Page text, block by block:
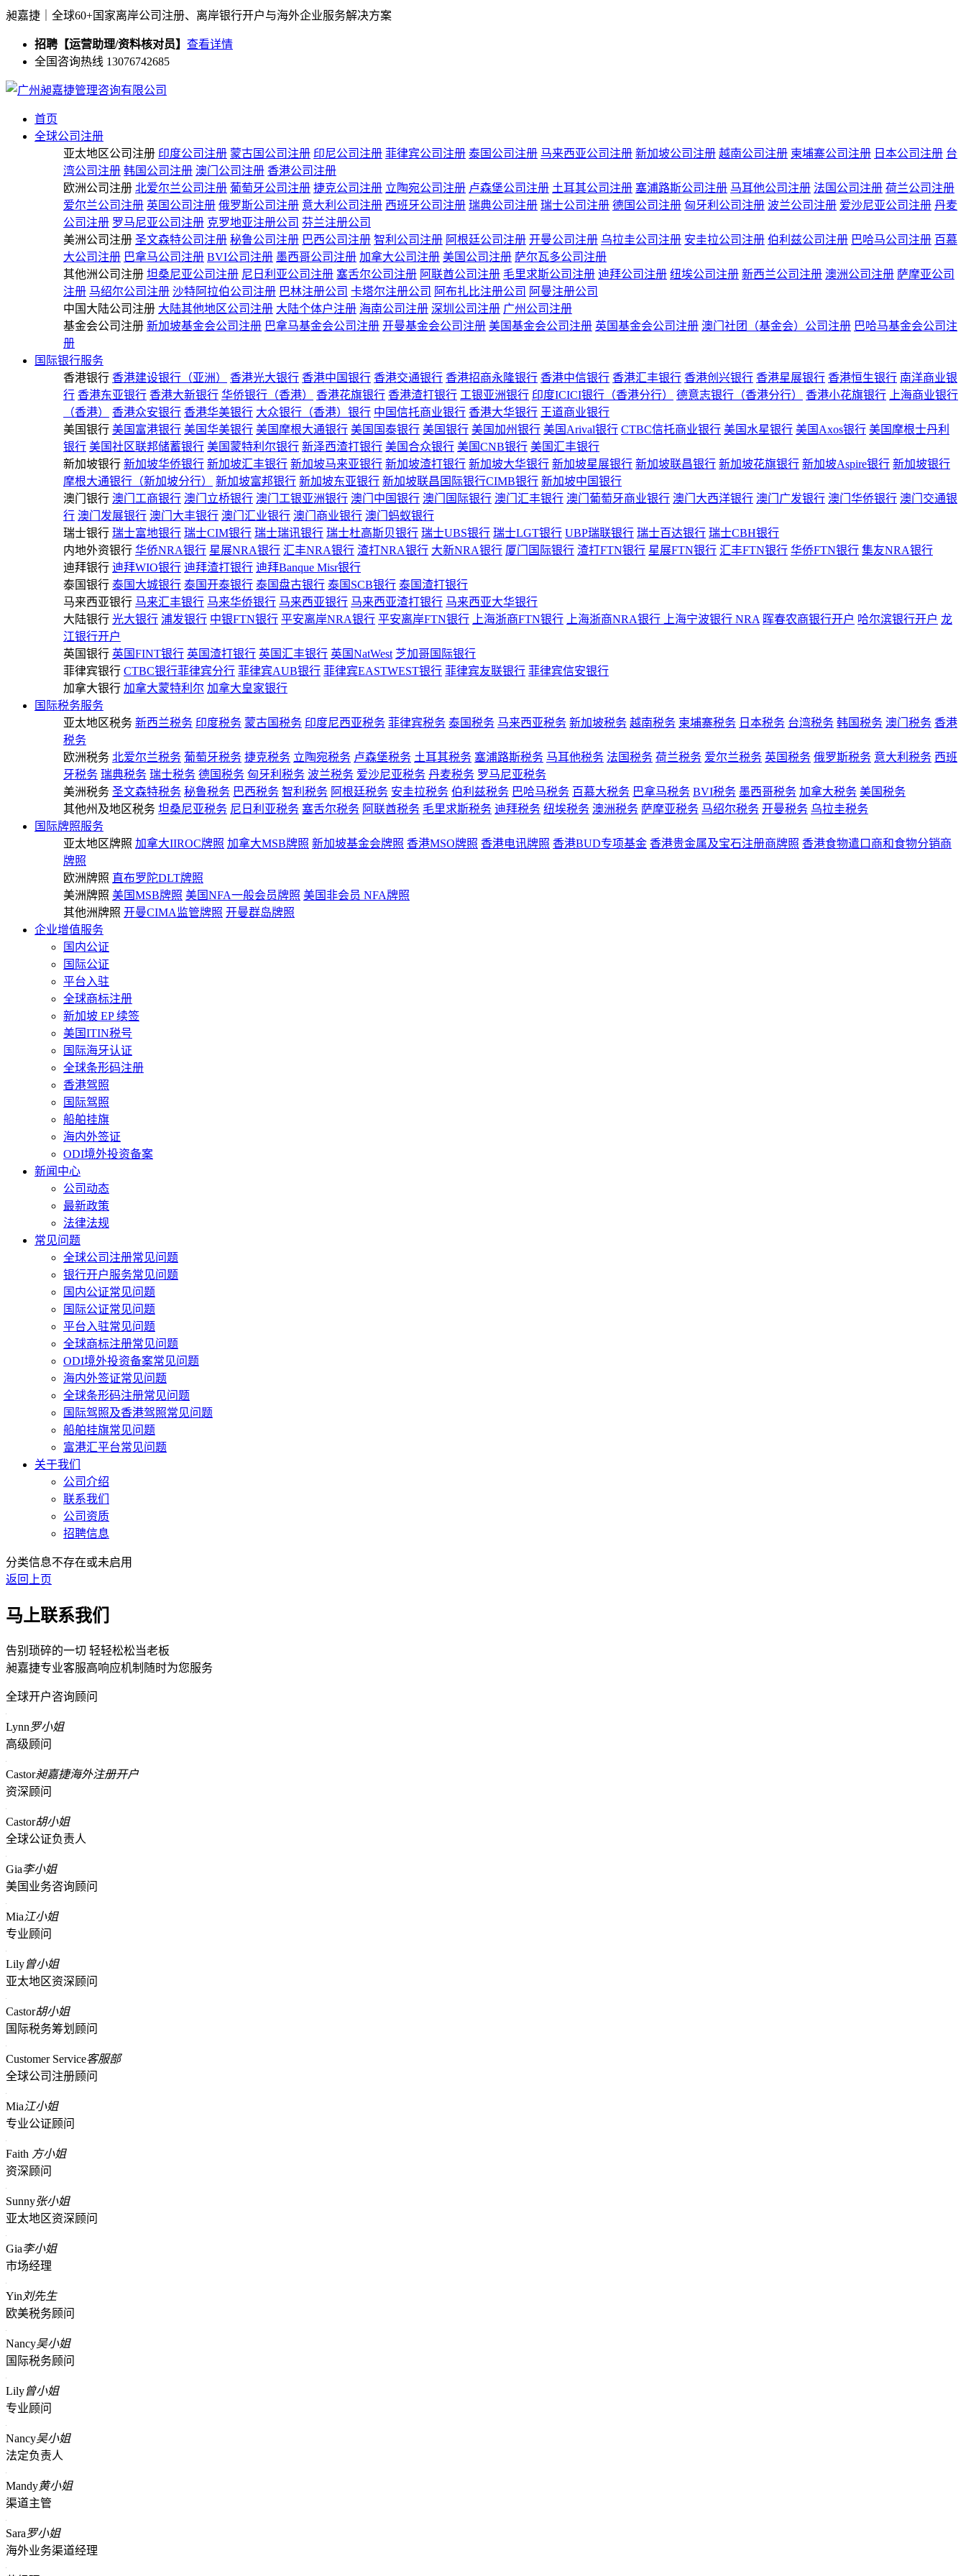
昶嘉捷｜全球60+国家离岸公司注册、离岸银行开户与海外企业服务解决方案
招聘【运营助理/资料核对员】 查看详情
全国咨询热线 13076742685
首页
全球公司注册
亚太地区公司注册 印度公司注册 蒙古国公司注册 印尼公司注册 菲律宾公司注册 泰国公司注册 马来西亚公司注册 新加坡公司注册 越南公司注册 柬埔寨公司注册 日本公司注册 台
湾公司注册 韩国公司注册 澳门公司注册 香港公司注册
欧洲公司注册 北爱尔兰公司注册 葡萄牙公司注册 捷克公司注册 立陶宛公司注册 卢森堡公司注册 土耳其公司注册 塞浦路斯公司注册 马耳他公司注册 法国公司注册 荷兰公司注册
爱尔兰公司注册 英国公司注册 俄罗斯公司注册 意大利公司注册 西班牙公司注册 瑞典公司注册 瑞士公司注册 德国公司注册 匈牙利公司注册 波兰公司注册 爱沙尼亚公司注册 丹麦
公司注册 罗马尼亚公司注册 克罗地亚注册公司 芬兰注册公司
美洲公司注册 圣文森特公司注册 秘鲁公司注册 巴西公司注册 智利公司注册 阿根廷公司注册 开曼公司注册 乌拉圭公司注册 安圭拉公司注册 伯利兹公司注册 巴哈马公司注册 百慕
大公司注册 巴拿马公司注册 BVI公司注册 墨西哥公司注册 加拿大公司注册 美国公司注册 萨尔瓦多公司注册
其他洲公司注册 坦桑尼亚公司注册 尼日利亚公司注册 塞舌尔公司注册 阿联酋公司注册 毛里求斯公司注册 迪拜公司注册 纽埃公司注册 新西兰公司注册 澳洲公司注册 萨摩亚公司
注册 马绍尔公司注册 沙特阿拉伯公司注册 巴林注册公司 卡塔尔注册公司 阿布扎比注册公司 阿曼注册公司
中国大陆公司注册 大陆其他地区公司注册 大陆个体户注册 海南公司注册 深圳公司注册 广州公司注册
基金会公司注册 新加坡基金会公司注册 巴拿马基金会公司注册 开曼基金会公司注册 美国基金会公司注册 英国基金会公司注册 澳门社团（基金会）公司注册 巴哈马基金会公司注
册
国际银行服务
香港银行 香港建设银行（亚洲） 香港光大银行 香港中国银行 香港交通银行 香港招商永隆银行 香港中信银行 香港汇丰银行 香港创兴银行 香港星展银行 香港恒生银行 南洋商业银
行 香港东亚银行 香港大新银行 华侨银行（香港） 香港花旗银行 香港渣打银行 工银亚洲银行 印度ICICI银行（香港分行） 德意志银行（香港分行） 香港小花旗银行
上海商业银行
（香港）
香港众安银行 香港华美银行 大众银行（香港）银行 中国信托商业银行 香港大华银行 王道商业银行
美国银行 美国富港银行 美国华美银行 美国摩根大通银行 美国国泰银行 美国银行 美国加州银行 美国Arival银行 CTBC信托商业银行 美国水星银行 美国Axos银行 美国摩根士丹利
银行 美国社区联邦储蓄银行 美国蒙特利尔银行 新泽西渣打银行 美国合众银行 美国CNB银行 美国汇丰银行
新加坡银行 新加坡华侨银行 新加坡汇丰银行 新加坡马来亚银行 新加坡渣打银行 新加坡大华银行 新加坡星展银行 新加坡联昌银行 新加坡花旗银行 新加坡Aspire银行 新加坡银行
摩根大通银行（新加坡分行）
新加坡富邦银行 新加坡东亚银行 新加坡联昌国际银行CIMB银行 新加坡中国银行
澳门银行 澳门工商银行 澳门立桥银行 澳门工银亚洲银行 澳门中国银行 澳门国际银行 澳门汇丰银行 澳门葡萄牙商业银行 澳门大西洋银行 澳门广发银行 澳门华侨银行 澳门交通银
行 澳门发展银行 澳门大丰银行 澳门汇业银行 澳门商业银行 澳门蚂蚁银行
瑞士银行 瑞士富地银行 瑞士CIM银行 瑞士瑞讯银行 瑞士杜高斯贝银行 瑞士UBS银行 瑞士LGT银行 UBP瑞联银行 瑞士百达银行 瑞士CBH银行
内地外资银行 华侨NRA银行 星展NRA银行 汇丰NRA银行 渣打NRA银行 大新NRA银行 厦门国际银行 渣打FTN银行 星展FTN银行 汇丰FTN银行 华侨FTN银行 集友NRA银行
迪拜银行 迪拜WIO银行 迪拜渣打银行 迪拜Banque Misr银行
泰国银行 泰国大城银行 泰国开泰银行 泰国盘古银行 泰国SCB银行 泰国渣打银行
马来西亚银行 马来汇丰银行 马来华侨银行 马来西亚银行 马来西亚渣打银行 马来西亚大华银行
大陆银行 光大银行 浦发银行 中银FTN银行 平安离岸NRA银行 平安离岸FTN银行 上海浙商FTN银行 上海浙商NRA银行 上海宁波银行 NRA 晖春农商银行开户 哈尔滨银行开户 龙
江银行开户
英国银行 英国FINT银行 英国渣打银行 英国汇丰银行 英国NatWest 芝加哥国际银行
菲律宾银行 CTBC银行菲律宾分行 菲律宾AUB银行 菲律宾EASTWEST银行 菲律宾友联银行 菲律宾信安银行
加拿大银行 加拿大蒙特利尔 加拿大皇家银行
国际税务服务
亚太地区税务 新西兰税务 印度税务 蒙古国税务 印度尼西亚税务 菲律宾税务 泰国税务 马来西亚税务 新加坡税务 越南税务 柬埔寨税务 日本税务 台湾税务 韩国税务 澳门税务 香港
税务
欧洲税务 北爱尔兰税务 葡萄牙税务 捷克税务 立陶宛税务 卢森堡税务 土耳其税务 塞浦路斯税务 马耳他税务 法国税务 荷兰税务 爱尔兰税务 英国税务 俄罗斯税务 意大利税务 西班
牙税务 瑞典税务 瑞士税务 德国税务 匈牙利税务 波兰税务 爱沙尼亚税务 丹麦税务 罗马尼亚税务
美洲税务 圣文森特税务 秘鲁税务 巴西税务 智利税务 阿根廷税务 安圭拉税务 伯利兹税务 巴哈马税务 百慕大税务 巴拿马税务 BVI税务 墨西哥税务 加拿大税务 美国税务
其他州及地区税务 坦桑尼亚税务 尼日利亚税务 塞舌尔税务 阿联酋税务 毛里求斯税务 迪拜税务 纽埃税务 澳洲税务 萨摩亚税务 马绍尔税务 开曼税务 乌拉圭税务
国际牌照服务
亚太地区牌照 加拿大IIROC牌照 加拿大MSB牌照 新加坡基金会牌照 香港MSO牌照 香港电讯牌照 香港BUD专项基金 香港贵金属及宝石注册商牌照 香港食物遣口商和食物分销商
牌照
欧洲牌照 直布罗陀DLT牌照
美洲牌照 美国MSB牌照 美国NFA一般会员牌照 美国非会员 NFA牌照
其他洲牌照 开曼CIMA监管牌照 开曼群岛牌照
企业增值服务
国内公证
国际公证
平台入驻
全球商标注册
新加坡 EP 续签
美国ITIN税号
国际海牙认证
全球条形码注册
香港驾照
国际驾照
船舶挂旗
海内外签证
ODI境外投资备案
新闻中心
公司动态
最新政策
法律法规
常见问题
全球公司注册常见问题
银行开户服务常见问题
国内公证常见问题
国际公证常见问题
平台入驻常见问题
全球商标注册常见问题
ODI境外投资备案常见问题
海内外签证常见问题
全球条形码注册常见问题
国际驾照及香港驾照常见问题
船舶挂旗常见问题
富港汇平台常见问题
关于我们
公司介绍
联系我们
公司资质
招聘信息
分类信息不存在或未启用
返回上页
马上联系我们
告别琐碎的一切 轻轻松松当老板
昶嘉捷专业客服高响应机制随时为您服务
全球开户咨询顾问
Lynn罗小姐
高级顾问
Castor昶嘉捷海外注册开户
资深顾问
Castor胡小姐
全球公证负责人
Gia李小姐
美国业务咨询顾问
Mia江小姐
专业顾问
Lily曾小姐
亚太地区资深顾问
Castor胡小姐
国际税务筹划顾问
Customer Service客服部
全球公司注册顾问
Mia江小姐
专业公证顾问
Faith 方小姐
资深顾问
Sunny张小姐
亚太地区资深顾问
Gia李小姐
市场经理
Yin 刘先生
欧美税务顾问
Nancy吴小姐
国际税务顾问
Lily曾小姐
专业顾问
Nancy吴小姐
法定负责人
Mandy黄小姐
渠道主管
Sara罗小姐
海外业务渠道经理